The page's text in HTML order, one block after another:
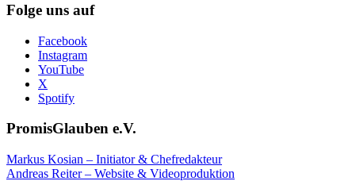
Folge uns auf
Facebook
Instagram
YouTube
X
Spotify
PromisGlauben e.V.
Markus Kosian – Initiator & Chefredakteur
Andreas Reiter – Website & Videoproduktion